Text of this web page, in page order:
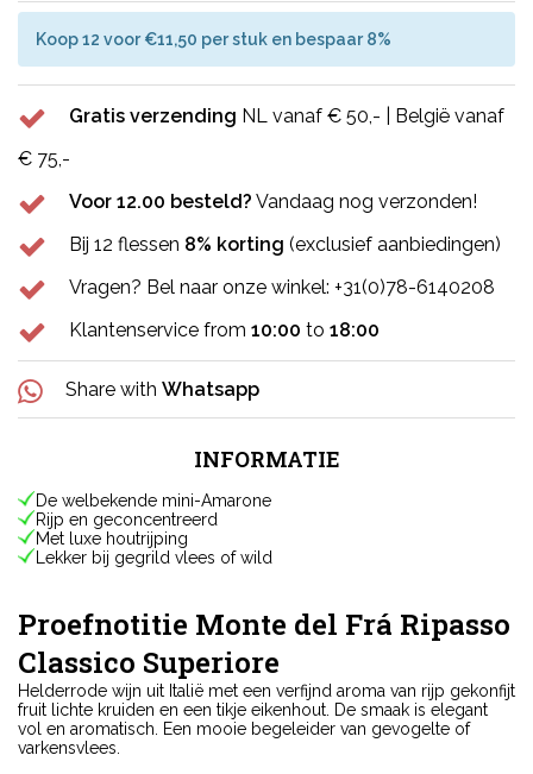
Koop 12 voor €11,50 per stuk en bespaar 8%
Gratis verzending NL vanaf € 50,- | België vanaf
€ 75,-
Voor 12.00 besteld? Vandaag nog verzonden!
Bij 12 flessen 8% korting (exclusief aanbiedingen)
Vragen? Bel naar onze winkel: +31(0)78-6140208
Klantenservice from 10:00 to 18:00
Share with Whatsapp
INFORMATIE
De welbekende mini-Amarone
Rijp en geconcentreerd
Met luxe houtrijping
Lekker bij gegrild vlees of wild
Proefnotitie Monte del Frá Ripasso
Classico Superiore
Helderrode wijn uit Italië met een verfijnd aroma van rijp gekonfijt
fruit lichte kruiden en een tikje eikenhout. De smaak is elegant
vol en aromatisch. Een mooie begeleider van gevogelte of
varkensvlees.